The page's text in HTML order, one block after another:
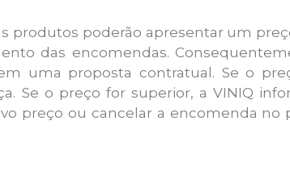
produtos poderão apresentar um
das encomendas.
uma proposta contratual. Se o
Se o preço for superior, a VINIQ
preço ou cancelar a encomenda no